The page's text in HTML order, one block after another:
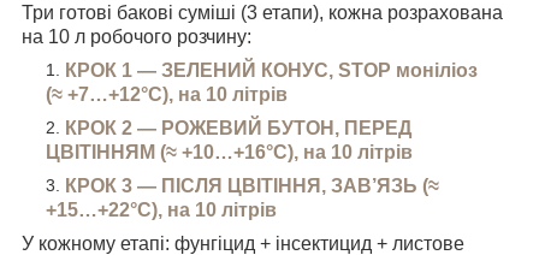
Три готові бакові суміші (3 етапи), кожна розрахована
на 10 л робочого розчину:
КРОК 1 — ЗЕЛЕНИЙ КОНУС, STOP моніліоз
(≈ +7…+12°C), на 10 літрів
КРОК 2 — РОЖЕВИЙ БУТОН, ПЕРЕД
ЦВІТІННЯМ (≈ +10…+16°C), на 10 літрів
КРОК 3 — ПІСЛЯ ЦВІТІННЯ, ЗАВ’ЯЗЬ (≈
+15…+22°C), на 10 літрів
У кожному етапі: фунгіцид + інсектицид + листове